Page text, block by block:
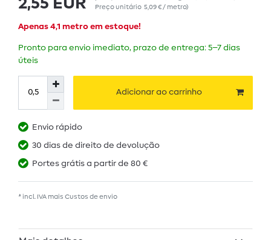
2,55 EUR
Preço unitário 5,09 € / metro)
Apenas 4,1 metro em estoque!
Pronto para envio imediato, prazo de entrega: 5–7 dias
úteis
Adicionar ao carrinho
Envio rápido
30 dias de direito de devolução
Portes grátis a partir de 80 €
* incl. IVA mais Custos de envio